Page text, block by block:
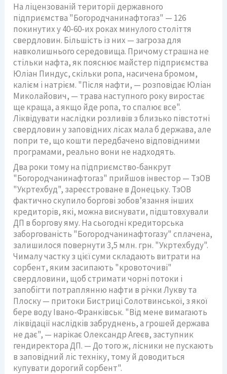
На ліцензованій території державного
підприємства "Богородчанинафтогаз" — 126
покинутих у 40-60-их роках минулого століття
свердловин. Більшість із них — загроза для
навколишнього середовища. Причому страшна не
стільки нафта, як пояснює майстер підприємства
Юліан Пиндус, скільки ропа, насичена бромом,
калієм і натрієм. "Після нафти, — розповідає Юліан
Миколайович, — трава наступного року виростає
ще краща, а якщо йде ропа, то спалює все".
Ліквідувати наслідки розливів з близько півстотні
свердловин у заповідних лісах мала б держава, але
попри те, що кошти передбачено відповідними
програмами, реально вони не надходять.
Два роки тому на підприємство-банкрут
"Богородчанинафтогаз" прийшов інвестор — ТзОВ
"Укртехбуд", зареєстроване в Донецьку. ТзОВ
фактично скупило боргові зобов’язання інших
кредиторів, які, можна виснувати, підштовхували
ДП в боргову яму. На сьогодні кредиторська
заборгованість "Богородчанинафтогазу" сплачена,
залишилося повернути 3,5 млн. грн. "Укртехбуду".
Чималу частку з цієї суми складають витрати на
сорбент, яким засипають "кровоточиві"
свердловини, щоб стримати чорні потоки і
запобігти потраплянню нафти в річки Лукву та
Плоску — притоки Бистриці Солотвинської, з якої
бере воду Івано-Франківськ. "Від мене вимагають
ліквідації наслідків забруднень, а грошей держава
не дає", — нарікає Олександр Агеєв, заступник
гендиректора ДП. — До того ж, лісники не пускають
в заповідний ліс техніку, тому й доводиться
купувати дорогий сорбент".